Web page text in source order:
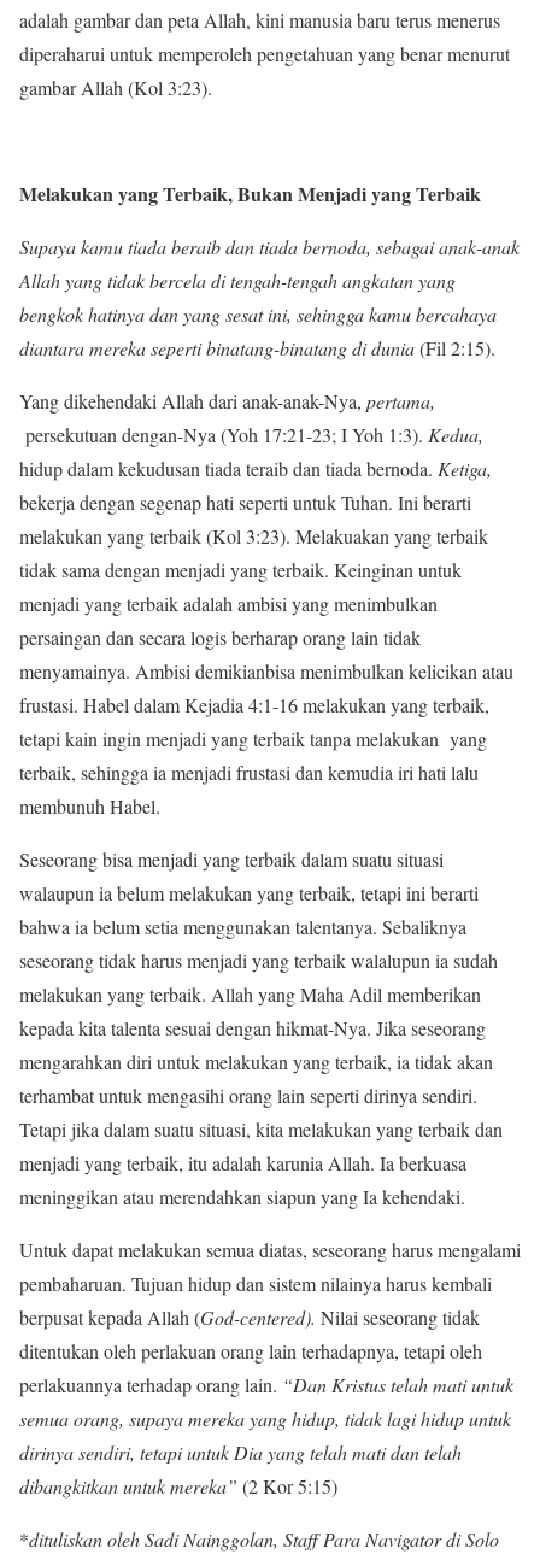
adalah gambar dan peta Allah, kini manusia baru terus menerus
diperaharui untuk memperoleh pengetahuan yang benar menurut
gambar Allah (Kol 3:23).
Melakukan yang Terbaik, Bukan Menjadi yang Terbaik
Supaya kamu tiada beraib dan tiada bernoda, sebagai anak-anak
Allah yang tidak bercela di tengah-tengah angkatan yang
bengkok hatinya dan yang sesat ini, sehingga kamu bercahaya
diantara mereka seperti binatang-binatang di dunia(Fil 2:15).
Yang dikehendaki Allah dari anak-anak-Nya, pertama,
persekutuan dengan-Nya (Yoh 17:21-23; I Yoh 1:3). Kedua,
hidup dalam kekudusan tiada teraib dan tiada bernoda. Ketiga,
bekerja dengan segenap hati seperti untuk Tuhan. Ini berarti
melakukan yang terbaik (Kol 3:23). Melakuakan yang terbaik
tidak sama dengan menjadi yang terbaik. Keinginan untuk
menjadi yang terbaik adalah ambisi yang menimbulkan
persaingan dan secara logis berharap orang lain tidak
menyamainya. Ambisi demikianbisa menimbulkan kelicikan atau
frustasi. Habel dalam Kejadia 4:1-16 melakukan yang terbaik,
tetapi kain ingin menjadi yang terbaik tanpa melakukan yang
terbaik, sehingga ia menjadi frustasi dan kemudia iri hati lalu
membunuh Habel.
Seseorang bisa menjadi yang terbaik dalam suatu situasi
walaupun ia belum melakukan yang terbaik, tetapi ini berarti
bahwa ia belum setia menggunakan talentanya. Sebaliknya
seseorang tidak harus menjadi yang terbaik walalupun ia sudah
melakukan yang terbaik. Allah yang Maha Adil memberikan
kepada kita talenta sesuai dengan hikmat-Nya. Jika seseorang
mengarahkan diri untuk melakukan yang terbaik, ia tidak akan
terhambat untuk mengasihi orang lain seperti dirinya sendiri.
Tetapi jika dalam suatu situasi, kita melakukan yang terbaik dan
menjadi yang terbaik, itu adalah karunia Allah. Ia berkuasa
meninggikan atau merendahkan siapun yang Ia kehendaki.
Untuk dapat melakukan semua diatas, seseorang harus mengalami
pembaharuan. Tujuan hidup dan sistem nilainya harus kembali
berpusat kepada Allah (God-centered). Nilai seseorang tidak
ditentukan oleh perlakuan orang lain terhadapnya, tetapi oleh
perlakuannya terhadap orang lain. “Dan Kristus telah mati untuk
semua orang, supaya mereka yang hidup, tidak lagi hidup untuk
dirinya sendiri, tetapi untuk Dia yang telah mati dan telah
dibangkitkan untuk mereka” (2 Kor 5:15)
*dituliskan oleh Sadi Nainggolan, Staff Para Navigator di Solo